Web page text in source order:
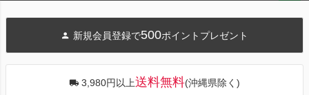
へ
新規会員登録で500ポイントプレゼント
3,980円以上送料無料(沖縄県除く)